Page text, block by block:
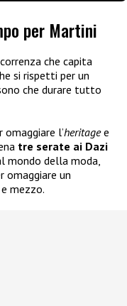
per Martini
che capita
si rispetti per un
che durare tutto
omaggiare l’heritagee
tre serate ai Dazi
mondo della moda,
omaggiare un
mezzo.